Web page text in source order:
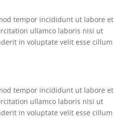
tempor incididunt ut labore et
ullamco laboris nisi ut
in voluptate velit esse cillum
tempor incididunt ut labore et
ullamco laboris nisi ut
in voluptate velit esse cillum